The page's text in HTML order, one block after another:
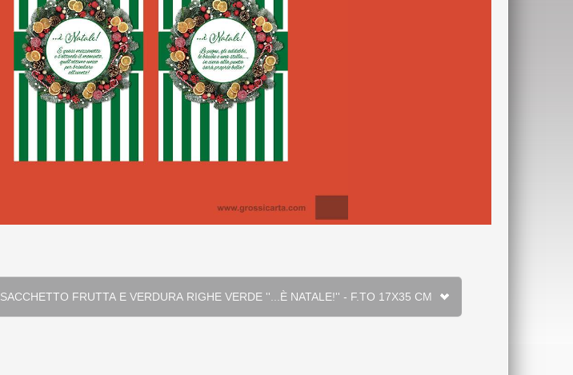
RICHIESTA INFORMAZIONI SACCHETTO FRUTTA E VERDURA RIGHE VERDE ''...È NATALE!'' - F.TO 17X35 CM